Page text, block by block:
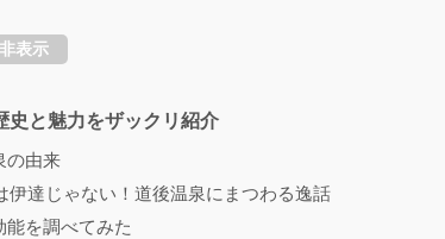
非表示
史と魅力をザックリ紹介
の由来
伊達じゃない！道後温泉にまつわる逸話
能を調べてみた